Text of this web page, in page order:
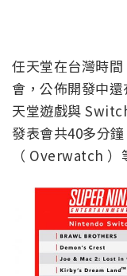
任天堂在台灣時
會，公佈開發中
天堂遊戲與
發表會共40多分
（ Overwatch ）